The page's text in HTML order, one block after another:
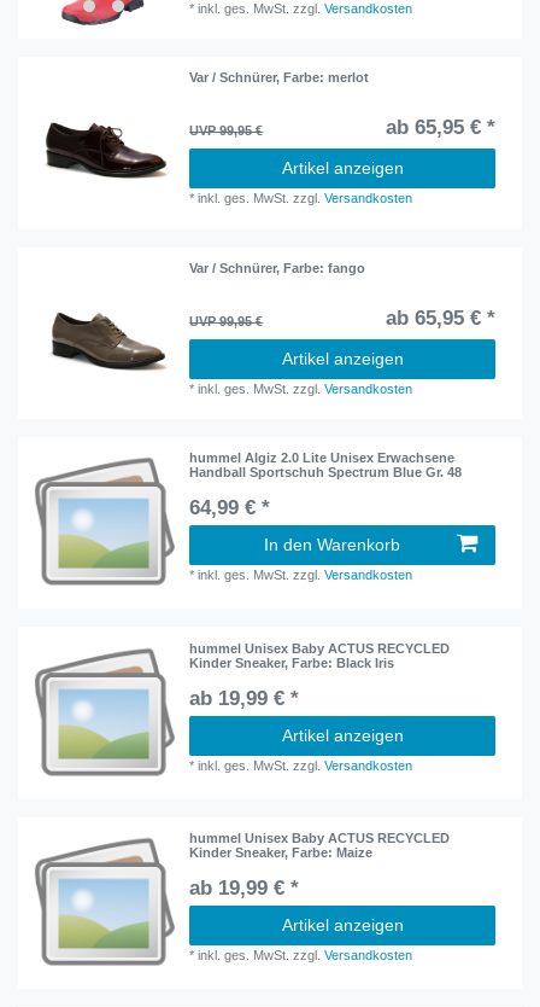
*inkl. ges. MwSt. zzgl.Versandkosten
Var / Schnürer, Farbe: merlot
UVP 99,95 € ab 65,95 € *
Artikel anzeigen
*inkl. ges. MwSt. zzgl.Versandkosten
Var / Schnürer, Farbe: fango
UVP 99,95 € ab 65,95 € *
Artikel anzeigen
*inkl. ges. MwSt. zzgl.Versandkosten
hummel Algiz 2.0 Lite Unisex Erwachsene
Handball Sportschuh Spectrum Blue Gr. 48
64,99 € *
In den Warenkorb
*inkl. ges. MwSt. zzgl.Versandkosten
hummel Unisex Baby ACTUS RECYCLED
Kinder Sneaker, Farbe: Black Iris
ab 19,99 € *
Artikel anzeigen
*inkl. ges. MwSt. zzgl.Versandkosten
hummel Unisex Baby ACTUS RECYCLED
Kinder Sneaker, Farbe: Maize
ab 19,99 € *
Artikel anzeigen
*inkl. ges. MwSt. zzgl.Versandkosten